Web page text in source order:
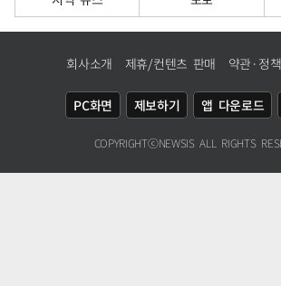
회사소개 제휴/컨텐츠 판매 약관·정책
PC화면 제보하기 앱 다운로드
COPYRIGHTⓒNEWSISALL RIGHTS